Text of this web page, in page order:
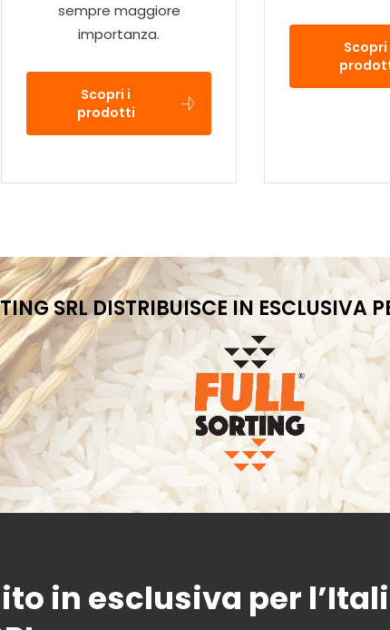
sempre maggiore
importanza.
Scopri i
prodotti
Scopri
SRL DISTRIBUISCE IN ESCLUSIVA
in esclusiva per